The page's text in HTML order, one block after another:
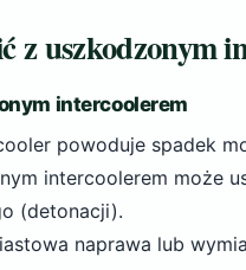
z uszkodzonym
intercoolerem
powoduje spadek
intercoolerem może
(detonacji).
naprawa lub